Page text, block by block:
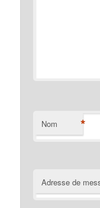
Nom *
Adresse de